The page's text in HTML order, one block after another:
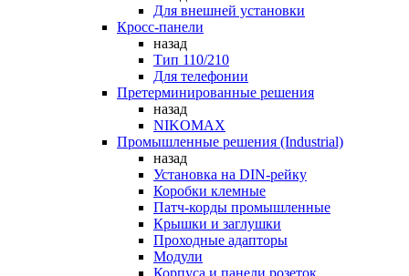
Для внешней установки
Кросс-панели
назад
Тип 110/210
Для телефонии
Претерминированные решения
назад
NIKOMAX
Промышленные решения (Industrial)
назад
Установка на DIN-рейку
Коробки клемные
Патч-корды промышленные
Крышки и заглушки
Проходные адапторы
Модули
Корпуса и панели розеток